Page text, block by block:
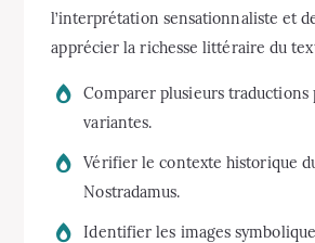
l’interprétation sensationnaliste et
apprécier la richesse littéraire du
Comparer plusieurs traductions
variantes.
Vérifier le contexte historique
Nostradamus.
Identifier les images